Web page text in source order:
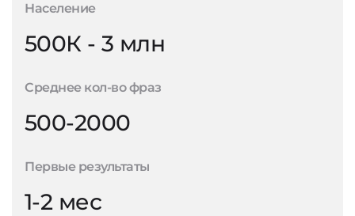
Население
500К - 3 млн
Среднее кол-во фраз
500-2000
Первые результаты
1-2 мес